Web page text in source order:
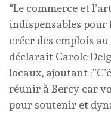
“Le commerce et
indispensables
créer des emplois
déclarait Carole
locaux, ajoutant
réunir à Bercy car
pour soutenir et